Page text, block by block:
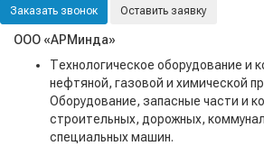
Заказать звонок Оставить заявку
ООО «АРМинда»
Технологическое оборудование и
нефтяной, газовой и химической
Оборудование, запасные части и
строительных, дорожных,
специальных машин.